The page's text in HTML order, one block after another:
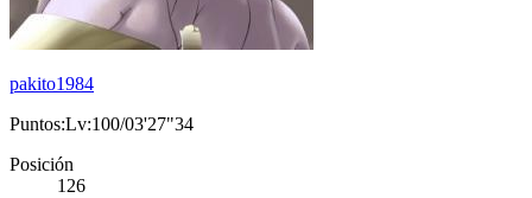
pakito1984
Puntos:Lv:100/03'27"34
Posición
126